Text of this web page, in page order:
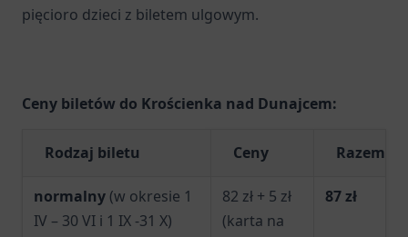
pięcioro dzieci z biletem ulgowym.
Ceny biletów do Krościenka nad Dunajcem:
Rodzaj biletu Ceny Razem
normalny (w okresie 1
IV – 30 VI i 1 IX -31 X)
82 zł + 5 zł
(karta na
87 zł